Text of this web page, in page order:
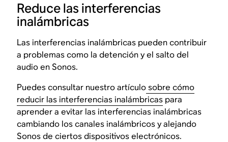
Reduce las interferencias
inalámbricas
Las interferencias inalámbricas pueden contribuir
a problemas como la detención y el salto del
audio en Sonos.
Puedes consultar nuestro artículosobre cómo
reducir las interferencias inalámbricas para
aprender a evitar las interferencias inalámbricas
cambiando los canales inalámbricos y alejando
Sonos de ciertos dispositivos electrónicos.